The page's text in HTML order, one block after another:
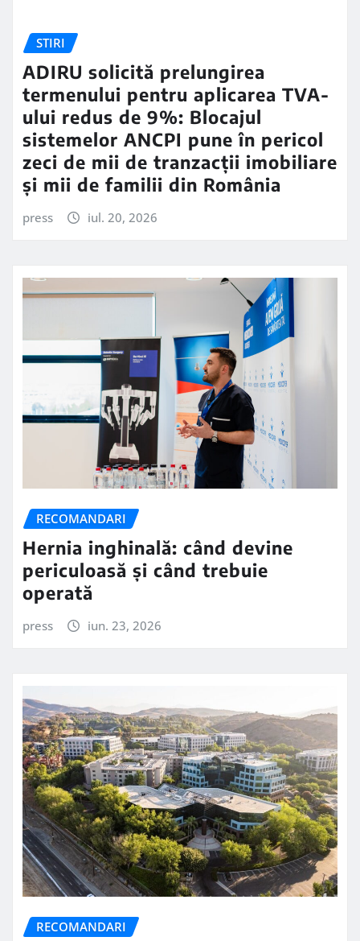
STIRI
ADIRU solicită prelungirea
termenului pentru aplicarea TVA-
ului redus de 9%: Blocajul
sistemelor ANCPI pune în pericol
zeci de mii de tranzacții imobiliare
și mii de familii din România
press iul. 20, 2026
RECOMANDARI
Hernia inghinală: când devine
periculoasă și când trebuie
operată
press iun. 23, 2026
RECOMANDARI